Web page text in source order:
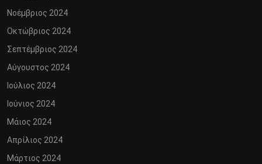
Νοέμβριος 2024
Οκτώβριος 2024
Σεπτέμβριος 2024
Αύγουστος 2024
Ιούλιος 2024
Ιούνιος 2024
Μάιος 2024
Απρίλιος 2024
Μάρτιος 2024